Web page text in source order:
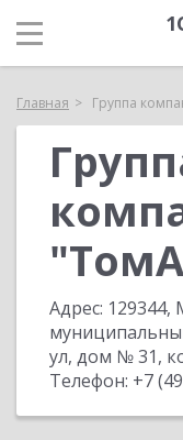
Главная Группа
Адрес: 129344,
ул, дом № 31,
Телефон: +7